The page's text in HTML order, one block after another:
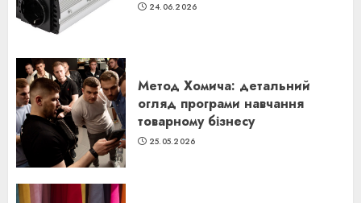
24.06.2026
Метод Хомича: детальний
огляд програми навчання
товарному бізнесу
25.05.2026